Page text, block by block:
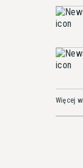
Więcej